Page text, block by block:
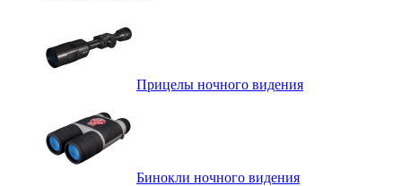
Прицелы ночного видения
Бинокли ночного видения